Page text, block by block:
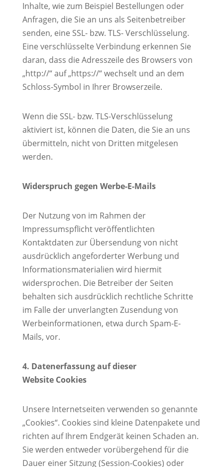
Inhalte, wie zum Beispiel Bestellungen oder
Anfragen, die Sie an uns als Seitenbetreiber
senden, eine SSL- bzw. TLS- Verschlüsselung.
Eine verschlüsselte Verbindung erkennen Sie
daran, dass die Adresszeile des Browsers von
„http://“ auf „https://“ wechselt und an dem
Schloss-Symbol in Ihrer Browserzeile.
Wenn die SSL- bzw. TLS-Verschlüsselung
aktiviert ist, können die Daten, die Sie an uns
übermitteln, nicht von Dritten mitgelesen
werden.
Widerspruch gegen Werbe-E-Mails
Der Nutzung von im Rahmen der
Impressumspflicht veröffentlichten
Kontaktdaten zur Übersendung von nicht
ausdrücklich angeforderter Werbung und
Informationsmaterialien wird hiermit
widersprochen. Die Betreiber der Seiten
behalten sich ausdrücklich rechtliche Schritte
im Falle der unverlangten Zusendung von
Werbeinformationen, etwa durch Spam-E-
Mails, vor.
4. Datenerfassung auf dieser
Website Cookies
Unsere Internetseiten verwenden so genannte
„Cookies“. Cookies sind kleine Datenpakete und
richten auf Ihrem Endgerät keinen Schaden an.
Sie werden entweder vorübergehend für die
Dauer einer Sitzung (Session-Cookies) oder